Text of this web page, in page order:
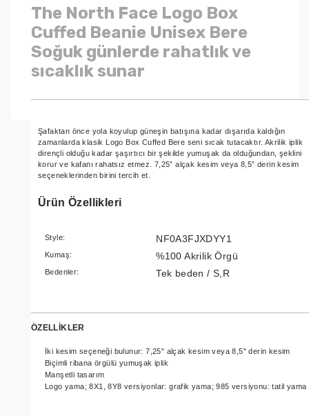
The North Face Logo Box
Cuffed Beanie Unisex Bere
Soğuk günlerde rahatlık ve
sıcaklık sunar
Şafaktan önce yola koyulup güneşin batışına kadar dışarıda kaldığın
zamanlarda klasik Logo Box Cuffed Bere seni sıcak tutacaktır. Akrilik iplik
dirençli olduğu kadar şaşırtıcı bir şekilde yumuşak da olduğundan, şeklini
korur ve kafanı rahatsız etmez. 7,25” alçak kesim veya 8,5” derin kesim
seçeneklerinden birini tercih et.
Ürün Özellikleri
Style: NF0A3FJXDYY1
Kumaş: %100 Akrilik Örgü
Bedenler: Tek beden / S,R
ÖZELLİKLER
İki kesim seçeneği bulunur: 7,25" alçak kesim veya 8,5" derin kesim
Biçimli ribana örgülü yumuşak iplik
Manşetli tasarım
Logo yama; 8X1, 8Y8 versiyonlar: grafik yama; 985 versiyonu: tatil yama